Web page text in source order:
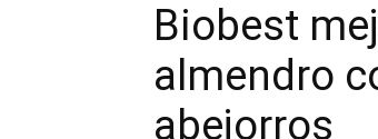
Biobest
almendro
abejorros